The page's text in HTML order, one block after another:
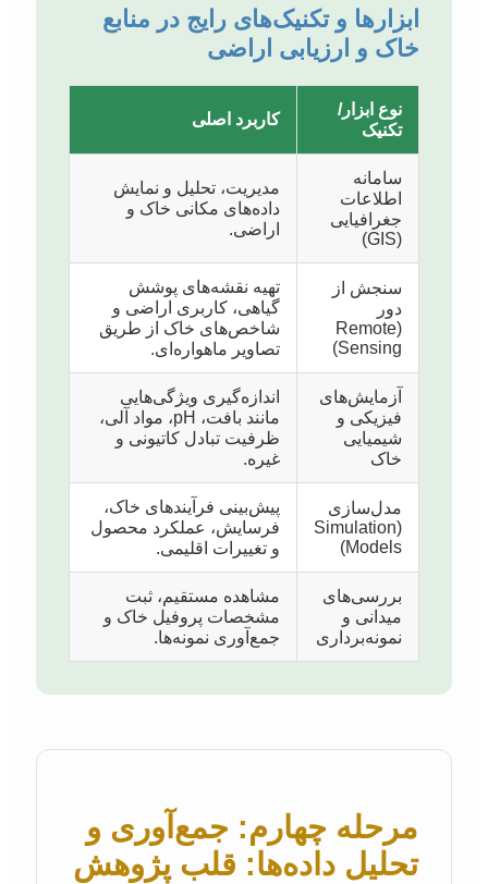
ابزارها و تکنیک‌های رایج در منابع
خاک و ارزیابی اراضی
نوع ابزار/
تکنیک
کاربرد اصلی
سامانه
اطلاعات
جغرافیایی
(GIS)
مدیریت، تحلیل و نمایش
داده‌های مکانی خاک و
اراضی.
سنجش از
دور
(Remote
Sensing)
تهیه نقشه‌های پوشش
گیاهی، کاربری اراضی و
شاخص‌های خاک از طریق
تصاویر ماهواره‌ای.
آزمایش‌های
فیزیکی و
شیمیایی
خاک
اندازه‌گیری ویژگی‌هایی
مانند بافت، pH، مواد آلی،
ظرفیت تبادل کاتیونی و
غیره.
مدل‌سازی
(Simulation
Models)
پیش‌بینی فرآیندهای خاک،
فرسایش، عملکرد محصول
و تغییرات اقلیمی.
بررسی‌های
میدانی و
نمونه‌برداری
مشاهده مستقیم، ثبت
مشخصات پروفیل خاک و
جمع‌آوری نمونه‌ها.
مرحله چهارم: جمع‌آوری و
تحلیل داده‌ها: قلب پژوهش